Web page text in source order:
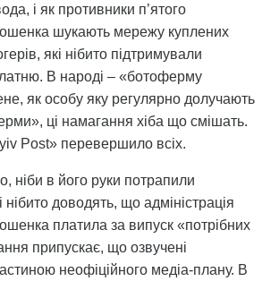
і як противники п’ятого
шукають мережу куплених
які нібито підтримували
В народі – «ботоферму
як особу яку регулярно долучають
ці намагання хіба що смішать.
Post» перевершило всіх.
ніби в його руки потрапили
нібито доводять, що адміністрація
платила за випуск «потрібних
припускає, що озвучені
неофіційного медіа-плану. В